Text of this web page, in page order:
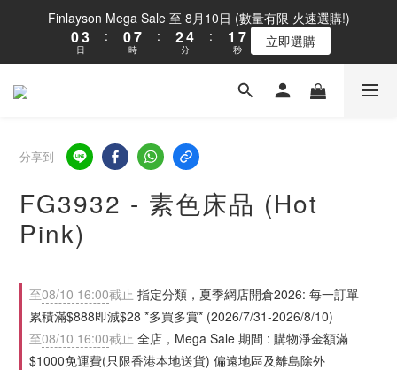
Finlayson Mega Sale 至 8月10日 (數量有限 火速選購!)
1
0
4
3
2
日
:
1
0
8
7
6
1
0
時
:
3
2
1
5
4
3
分
:
2
1
0
8
7
6
4
秒 立即選購
分享到
FG3932 - 素色床品 (Hot
Pink)
至08/10 16:00截止 指定分類，夏季網店開倉2026: 每一訂單
累積滿$888即減$28 *多買多賞* (2026/7/31-2026/8/10)
至08/10 16:00截止 全店，Mega Sale 期間 : 購物淨金額滿
$1000免運費(只限香港本地送貨) 偏遠地區及離島除外